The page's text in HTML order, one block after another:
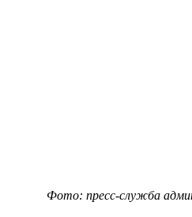
Фото: пресс-служба